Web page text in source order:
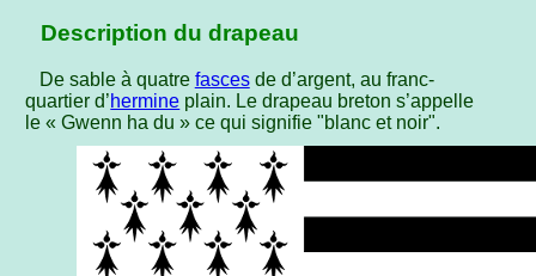
Description du drapeau
De sable à quatre fascesde d’argent, au franc-
quartier d’hermine plain. Le drapeau breton s’appelle
le « Gwenn ha du » ce qui signifie "blanc et noir".